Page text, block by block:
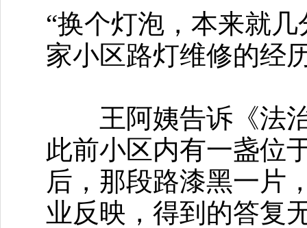
“换个灯泡，本来就
家小区路灯维修的经
王阿姨告诉《法治
此前小区内有一盏位
后，那段路漆黑一片
业反映，得到的答复